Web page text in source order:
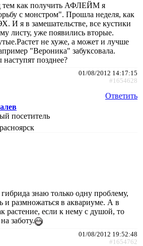
тем как получить АФЛЕЙМ я
с монстром". Прошла неделя, как
И я в замешательстве, все кустики
листу, уже появились вторые.
не хуже, а может и лучше
"Вероника" забуксовала.
позднее?
01/08/2012 14:17:15
#1654628
Ответить
посетитель
знаю только одну проблему,
и размножаться в аквариуме. А в
растение, если к нему с душой, то
заботу.
01/08/2012 19:52:48
#1654762